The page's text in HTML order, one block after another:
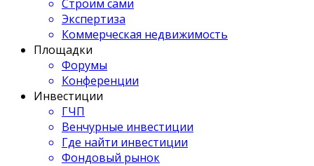
Строим сами
Экспертиза
Коммерческая недвижимость
Площадки
Форумы
Конференции
Инвестиции
ГЧП
Венчурные инвестиции
Где найти инвестиции
Фондовый рынок